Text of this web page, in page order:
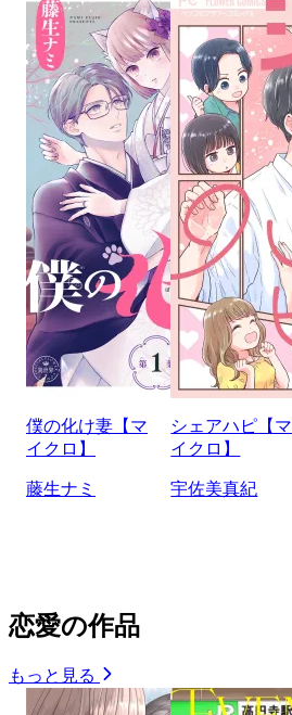
僕の化け妻【マ
イクロ】
藤生ナミ
シェアハピ【マ
イクロ】
宇佐美真紀
恋愛の作品
もっと見る